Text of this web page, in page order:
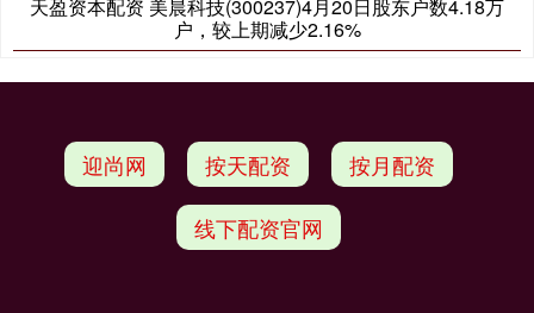
天盈资本配资 美晨科技(300237)4月20日股东户数4.18万
户，较上期减少2.16%
迎尚网 按天配资 按月配资
线下配资官网